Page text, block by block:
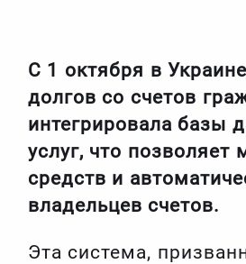
С 1 октября в
долгов со счетов
интегрировала базы
услуг, что
средств и
владельцев счетов.
Эта система,